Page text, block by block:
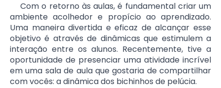
Com o retorno às aulas, é fundamental criar um
ambiente acolhedor e propício ao aprendizado.
Uma maneira divertida e eficaz de alcançar esse
objetivo é através de dinâmicas que estimulem a
interação entre os alunos. Recentemente, tive a
oportunidade de presenciar uma atividade incrível
em uma sala de aula que gostaria de compartilhar
com vocês: a dinâmica dos bichinhos de pelúcia.